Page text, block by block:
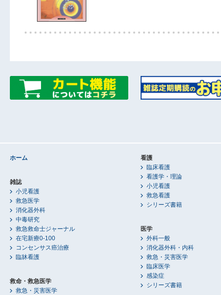
ホーム
雑誌
小児看護
救急医学
消化器外科
中毒研究
救急救命士ジャーナル
在宅新療0-100
コンセンサス癌治療
臨牀看護
救命・救急医学
救急・災害医学
看護
臨床看護
看護学・理論
小児看護
救急看護
シリーズ書籍
医学
外科一般
消化器外科・内科
救急・災害医学
臨床医学
感染症
シリーズ書籍